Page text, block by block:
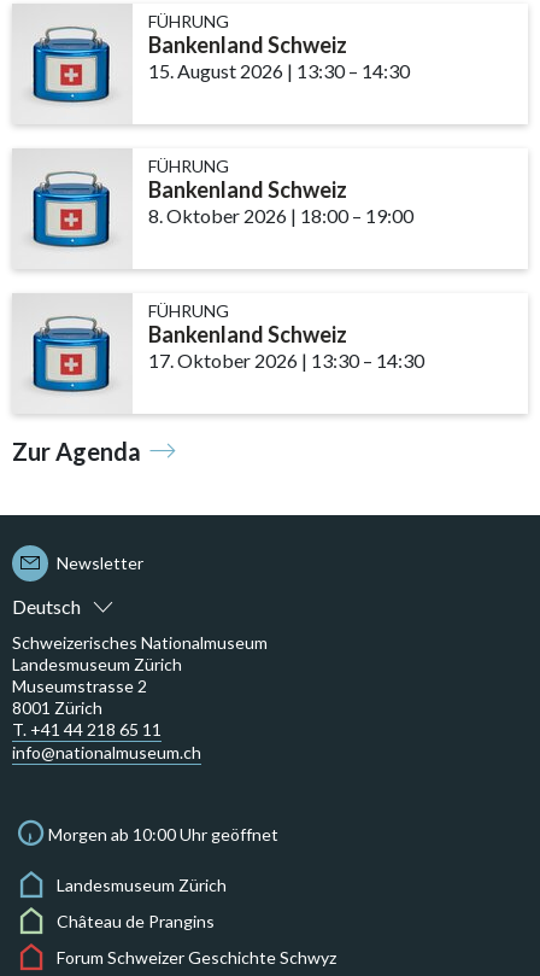
FÜHRUNG
Bankenland Schweiz
15. August 2026 | 13:30accessibility.time_to
– 14:30
FÜHRUNG
Bankenland Schweiz
8. Oktober 2026 | 18:00accessibility.time_to
– 19:00
FÜHRUNG
Bankenland Schweiz
17. Oktober 2026 | 13:30accessibility.time_to
– 14:30
Zur Agenda
Deutsch
Newsletter
Schweizerisches Nationalmuseum
Landesmuseum Zürich
Museumstrasse 2
8001 Zürich
T. +41 44 218 65 11
info@nationalmuseum.ch
Morgen ab 10:00 Uhr geöffnet
Landesmuseum Zürich
Château de Prangins
Forum Schweizer Geschichte Schwyz